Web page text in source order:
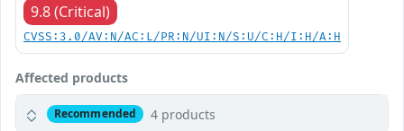
9.8 (Critical)
CVSS:3.0/AV:N/AC:L/PR:N/UI:N/S:U/C:H/I:H/A:H
Affected products
Recommended 4 products